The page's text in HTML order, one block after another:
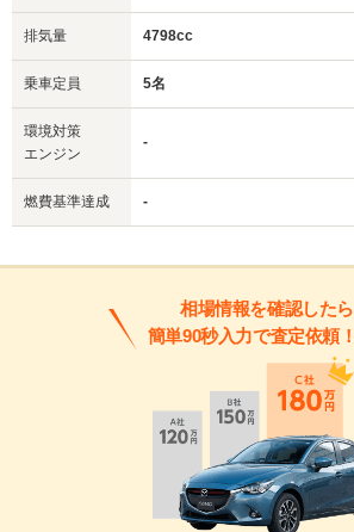
排気量 4798cc
乗車定員 5名
環境対策
エンジン
-
燃費基準達成 -
相場情報を確認したら
簡単90秒入力で査定依頼！